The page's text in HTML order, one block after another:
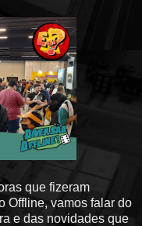
que fizeram
Offline, vamos falar do
e das novidades que